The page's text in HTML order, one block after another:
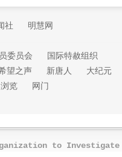
社
明慧网
委员会
国际特赦组织
望之声 新唐人
大纪元
览
网门
to Investigate